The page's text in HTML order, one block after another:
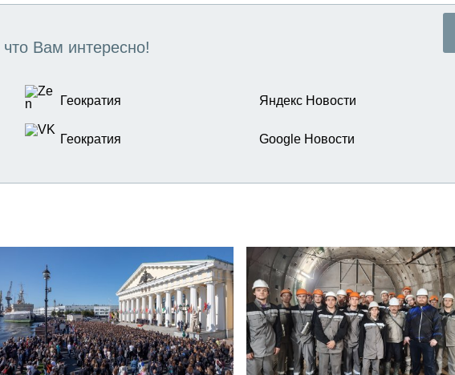
Вам интересно!
Геократия Яндекс Новости
Геократия Google Новости